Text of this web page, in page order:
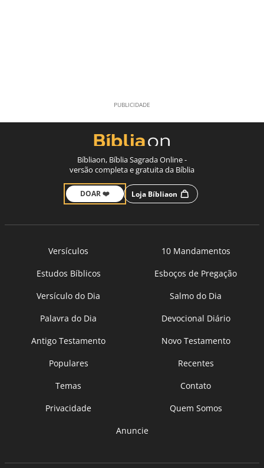
Bíbliaon, Bíblia Sagrada Online -
versão completa e gratuita da Bíblia
DOAR ❤️ Loja Bíbliaon
Versículos
10 Mandamentos
Estudos Bíblicos
Esboços de Pregação
Versículo do Dia
Salmo do Dia
Palavra do Dia
Devocional Diário
Antigo Testamento
Novo Testamento
Populares
Recentes
Temas
Contato
Privacidade
Quem Somos
Anuncie